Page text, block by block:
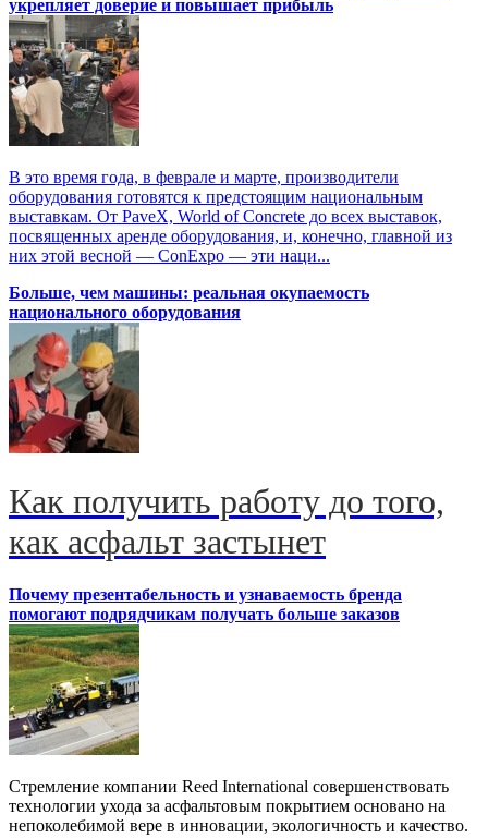
укрепляет доверие и повышает прибыль
В это время года, в феврале и марте, производители
оборудования готовятся к предстоящим национальным
выставкам. От PaveX, World of Concrete до всех выставок,
посвященных аренде оборудования, и, конечно, главной из
них этой весной — ConExpo — эти наци...
Больше, чем машины: реальная окупаемость
национального оборудования
Как получить работу до того,
как асфальт застынет
Почему презентабельность и узнаваемость бренда
помогают подрядчикам получать больше заказов
Стремление компании Reed International совершенствовать
технологии ухода за асфальтовым покрытием основано на
непоколебимой вере в инновации, экологичность и качество.